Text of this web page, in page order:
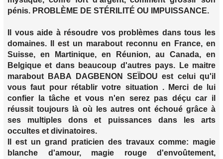
pénis. PROBLÈME DE STÉRILITÉ OU IMPUISSANCE.
Il vous aide à résoudre vos problèmes dans tous les
domaines. Il est un marabout reconnu en France, en
Suisse, en Martinique, en Réunion, au Canada, en
Belgique et dans beaucoup d'autres pays. Le maitre
marabout BABA DAGBENON SEÏDOU est celui qu'il
vous faut pour rétablir votre situation . Merci de lui
confier la tâche et vous n'en serez pas déçu car il
réussit toujours là où les autres ont échoué grâce à
ses multiples dons et puissances dans les arts
occultes et divinatoires.
Il est un grand praticien des travaux comme: magie
blanche d'amour, magie rouge d'envoûtement,